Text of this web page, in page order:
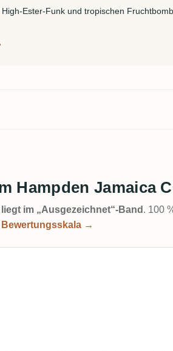
Ester-Funk und tropischen
Hampden Jamaica
liegt im „Ausgezeichnet“-Band . 100
→